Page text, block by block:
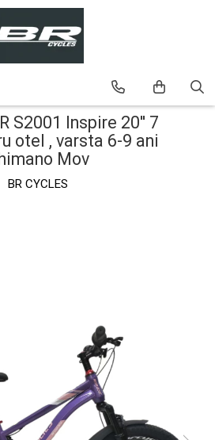
Aluminiu
Aluminiu
Otel
S2001 Inspire 20'' 7
otel , varsta 6-9 ani
Mov
BR CYCLES